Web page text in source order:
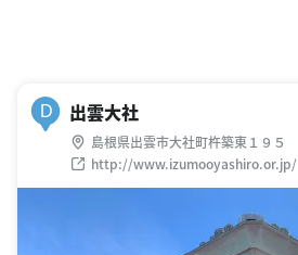
D 出雲大社
島根県出雲市大社町杵築東１９５
http://www.izumooyashiro.or.jp/